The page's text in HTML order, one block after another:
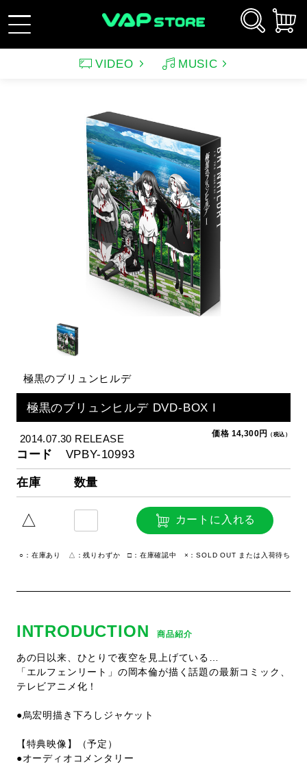
新規会員登録 ログイン
VIDEO MUSIC
サウンドトラック（テレ
アニメーション（CD）
アンパンマン音楽商品
その他
アニメーション
アンパンマン ルパン三世
イメージ
スポーツ・格闘技
特集
極黒のブリュンヒルデ
極黒のブリュンヒルデ DVD-BOX I
2014.07.30 RELEASE 価格 14,300円 （税込）
コード VPBY-10993
在庫 数量
△ カートに入れる
○：在庫あり △：残りわずか □：在庫確認中 ×：SOLD OUT または入荷待ち
INTRODUCTION 商品紹介
あの日以来、ひとりで夜空を見上げている…
「エルフェンリート」の岡本倫が描く話題の最新コミック、
テレビアニメ化！
●烏宏明描き下ろしジャケット
【特典映像】（予定）
●オーディオコメンタリー